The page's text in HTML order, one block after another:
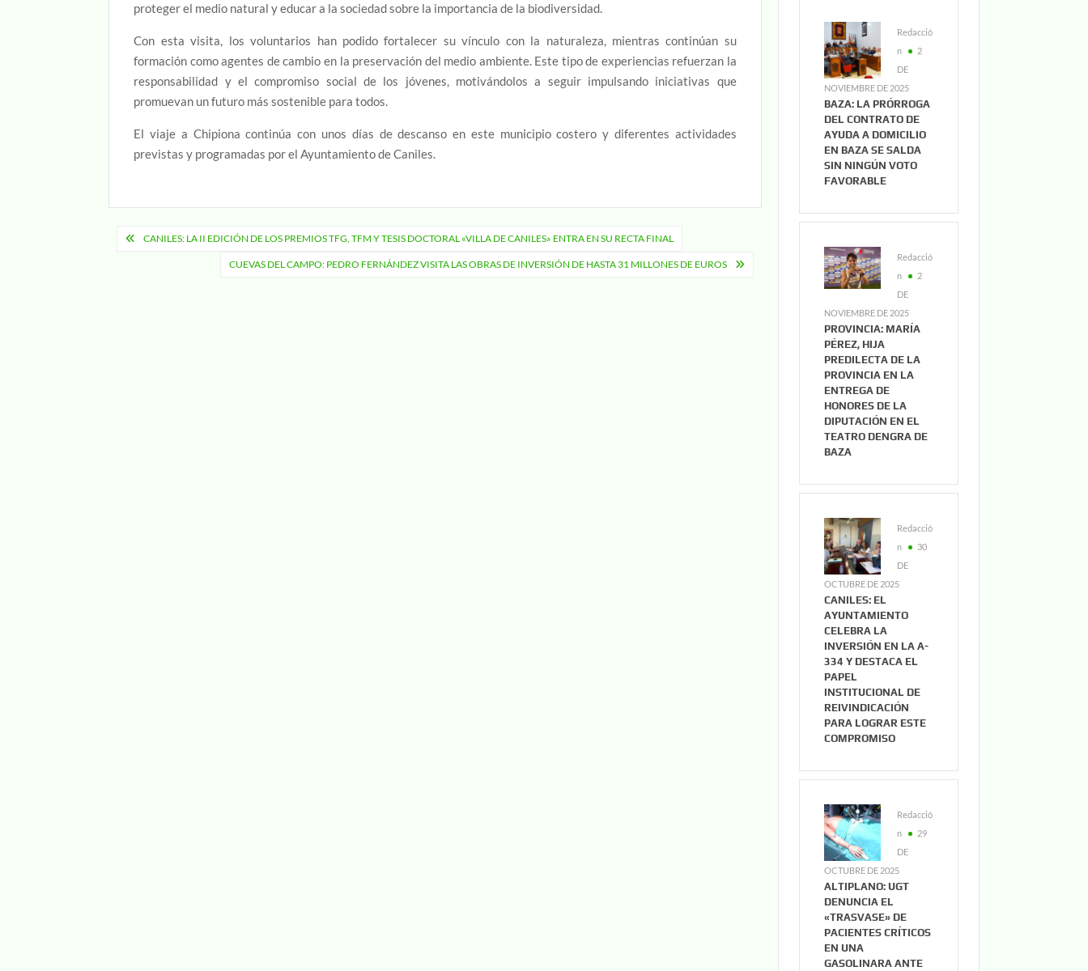
proteger el medio natural y educar a la sociedad sobre la importancia de la biodiversidad.
Con esta visita, los voluntarios han podido fortalecer su vínculo con la naturaleza, mientras continúan su
formación como agentes de cambio en la preservación del medio ambiente. Este tipo de experiencias refuerzan la
responsabilidad y el compromiso social de los jóvenes, motivándolos a seguir impulsando iniciativas que
promuevan un futuro más sostenible para todos.
El viaje a Chipiona continúa con unos días de descanso en este municipio costero y diferentes actividades
previstas y programadas por el Ayuntamiento de Caniles.
Navegación
CANILES: LA II EDICIÓN DE LOS PREMIOS TFG, TFM Y TESIS DOCTORAL «VILLA DE CANILES» ENTRA EN SU RECTA FINAL
CUEVAS DEL CAMPO: PEDRO FERNÁNDEZ VISITA LAS OBRAS DE INVERSIÓN DE HASTA 31 MILLONES DE EUROS
Redacció
n
2
DE
NOVIEMBRE DE 2025
BAZA: LA PRÓRROGA
DEL CONTRATO DE
AYUDA A DOMICILIO
EN BAZA SE SALDA
SIN NINGÚN VOTO
FAVORABLE
Redacció
n
2
DE
NOVIEMBRE DE 2025
PROVINCIA: MARÍA
PÉREZ, HIJA
PREDILECTA DE LA
PROVINCIA EN LA
ENTREGA DE
HONORES DE LA
DIPUTACIÓN EN EL
TEATRO DENGRA DE
BAZA
Redacció
n
30
DE
OCTUBRE DE 2025
CANILES: EL
AYUNTAMIENTO
CELEBRA LA
INVERSIÓN EN LA A-
334 Y DESTACA EL
PAPEL
INSTITUCIONAL DE
REIVINDICACIÓN
PARA LOGRAR ESTE
COMPROMISO
Redacció
n
29
DE
OCTUBRE DE 2025
ALTIPLANO: UGT
DENUNCIA EL
«TRASVASE» DE
PACIENTES CRÍTICOS
EN UNA
GASOLINARA ANTE